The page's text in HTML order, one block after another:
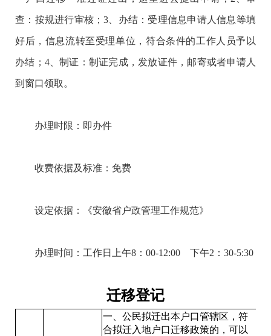
查：按规进行审核；3、办结：受理信息申请人信息等填
好后，信息流转至受理单位，符合条件的工作人员予以
办结；4、制证：制证完成，发放证件，邮寄或者申请人
到窗口领取。
办理时限：即办件
收费依据及标准：免费
设定依据：《安徽省户政管理工作规范》
办理时间：工作日上午8：00-12:00 下午2：30-5:30
迁移登记
一、公民拟迁出本户口管辖区，符
合拟迁入地户口迁移政策的，可以